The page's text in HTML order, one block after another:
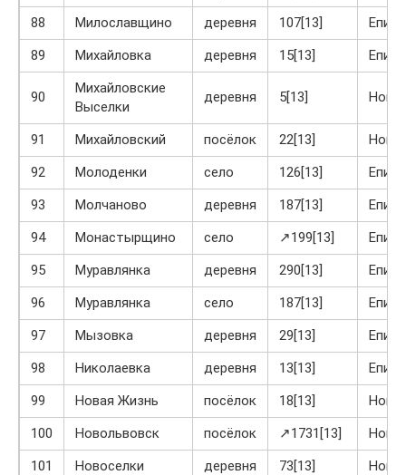
88
Милославщино деревня 107[13]
89
Михайловка деревня 15[13]
90
Михайловские
Выселки
деревня 5[13]
91 Михайловский посёлок 22[13]
92
Молоденки село 126[13]
93
Молчаново деревня 187[13]
94
Монастырщино село ↗199[13]
95
Муравлянка деревня 290[13]
96
Муравлянка село 187[13]
97
Мызовка деревня 29[13]
98
Николаевка деревня 13[13]
99
Новая Жизнь посёлок 18[13]
100
Новольвовск посёлок ↗1731[13]
101
Новоселки деревня 73[13]